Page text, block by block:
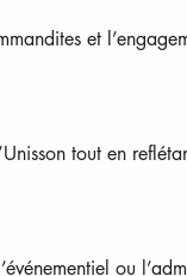
et
tout en
ou